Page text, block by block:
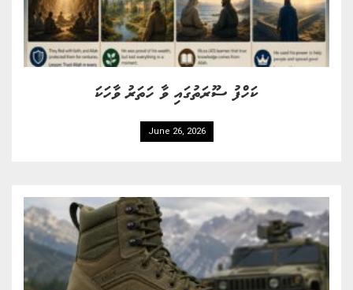
ކަހްފު ސޫރަތުގައި ވާ ހަތަރު ވާހަކަ
June 26, 2026